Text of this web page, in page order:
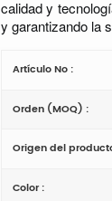
calidad y
y garantizando la
Artículo No :
Orden (MOQ) :
Origen del
Color :